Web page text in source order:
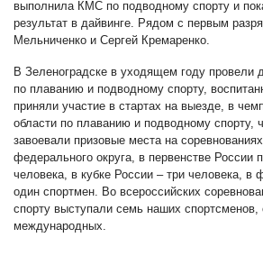
выполнила КМС по подводному спорту и
результат в дайвинге. Рядом с первым
Мельниченко и Сергей Кремаренко.
В Зеленоградске в уходящем году провели
по плаванию и подводному спорту,
приняли участие в стартах на выезде, в
области по плаванию и подводному спорту,
завоевали призовые места на
федерального округа, в первенстве России
человека, в кубке России – три человека, в
один спортмен. Во всероссийских
спорту выступали семь наших спортсменов,
международных.